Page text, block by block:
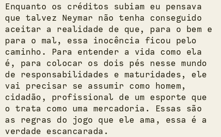
Enquanto os créditos subiam eu pensava
que talvez Neymar não tenha conseguido
aceitar a realidade de que, para o bem e
para o mal, essa inocência ficou pelo
caminho. Para entender a vida como ela
é, para colocar os dois pés nesse mundo
de responsabilidades e maturidades, ele
vai precisar se assumir como homem,
cidadão, profissional de um esporte que
o trata como uma mercadoria. Essas são
as regras do jogo que ele ama, essa é a
verdade escancarada.